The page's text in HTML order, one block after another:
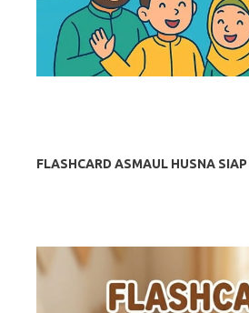
FLASHCARD ASMAUL HUSNA